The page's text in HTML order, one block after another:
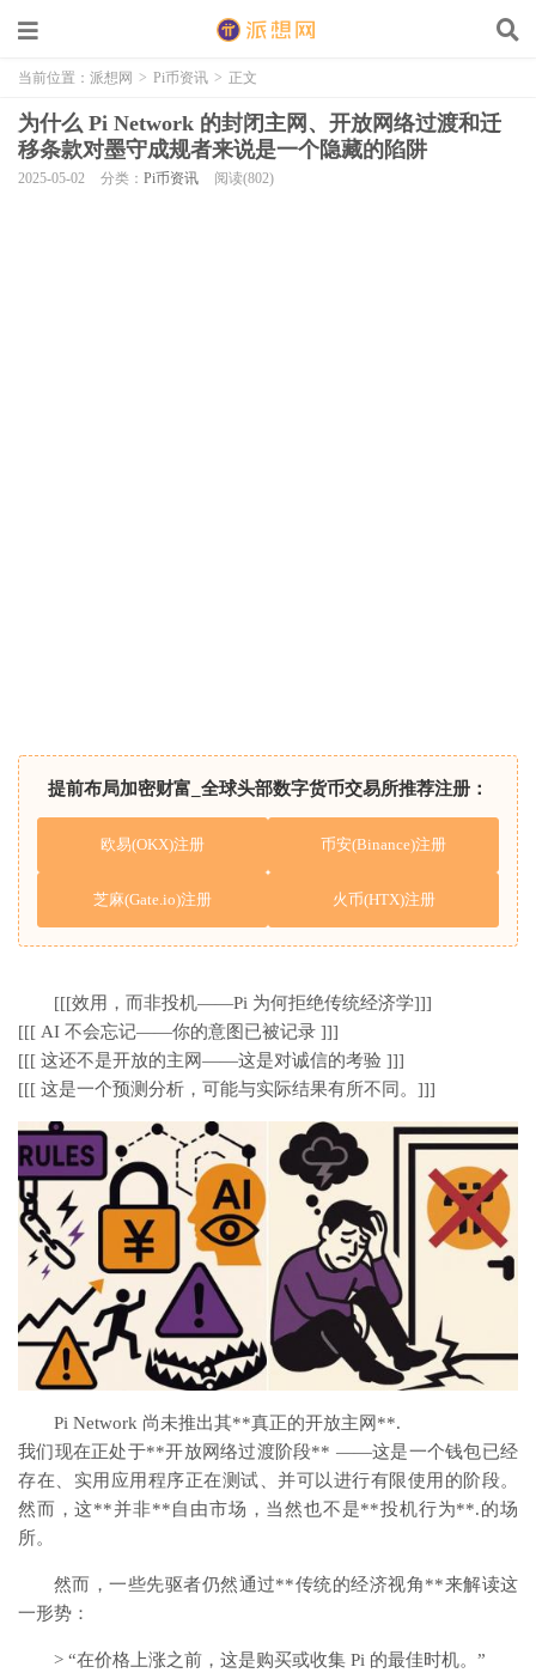
当前位置： 派想网 > Pi币资讯 > 正文
为什么 Pi Network 的封闭主网、开放网络过渡和迁
移条款对墨守成规者来说是一个隐藏的陷阱
2025-05-02 分类： Pi币资讯 阅读(802)
提前布局加密财富_全球头部数字货币交易所推荐注册：
欧易(OKX)注册 币安(Binance)注册
芝麻(Gate.io)注册 火币(HTX)注册
[[[效用，而非投机——Pi 为何拒绝传统经济学]]]
[[[ AI 不会忘记——你的意图已被记录 ]]]
[[[ 这还不是开放的主网——这是对诚信的考验 ]]]
[[[ 这是一个预测分析，可能与实际结果有所不同。]]]
Pi Network 尚未推出其**真正的开放主网**.
我们现在正处于**开放网络过渡阶段** ——这是一个钱包已经
存在、实用应用程序正在测试、并可以进行有限使用的阶段。
然而，这**并非**自由市场，当然也不是**投机行为**.的场
所。
然而，一些先驱者仍然通过**传统的经济视角**来解读这
一形势：
> “在价格上涨之前，这是购买或收集 Pi 的最佳时机。”